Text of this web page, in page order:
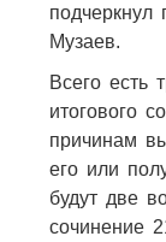
подчеркнул
Музаев.
Всего есть
итогового
причинам
его или
будут две
сочинение